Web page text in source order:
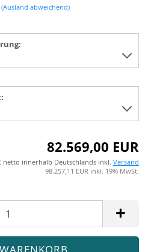
(Ausland abweichend)
82.569,00 EUR
netto innerhalb Deutschlands inkl. Versand
98.257,11 EUR inkl. 19% MwSt.